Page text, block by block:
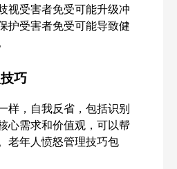
视受害者免受可能升级冲
护受害者免受可能导致健
巧
样，自我反省，包括识别
心需求和价值观，可以帮
老年人愤怒管理技巧包